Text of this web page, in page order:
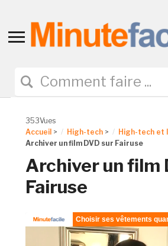
Toggle
navigation
353Vues
Accueil > High-tech > High-tech et
Archiver un film DVD sur Fairuse
Archiver un film
Fairuse